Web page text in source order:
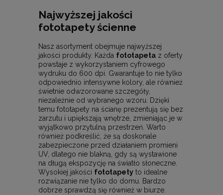
Najwyższej jakości
fototapety ścienne
Nasz asortyment obejmuje najwyższej
jakości produkty. Każda fototapeta z oferty
powstaje z wykorzystaniem cyfrowego
wydruku do 600 dpi. Gwarantuje to nie tylko
odpowiednio intensywne kolory, ale również
świetnie odwzorowane szczegóły,
niezależnie od wybranego wzoru. Dzięki
temu fototapety na ścianę prezentują się bez
zarzutu i upiększają wnętrze, zmieniając je w
wyjątkowo przytulną przestrzeń. Warto
również podkreślić, że są doskonale
zabezpieczone przed działaniem promieni
UV, dlatego nie blakną, gdy są wystawione
na długą ekspozycję na światło słoneczne.
Wysokiej jakości fototapety to idealne
rozwiązanie nie tylko do domu. Bardzo
dobrze sprawdzą się również w biurze.